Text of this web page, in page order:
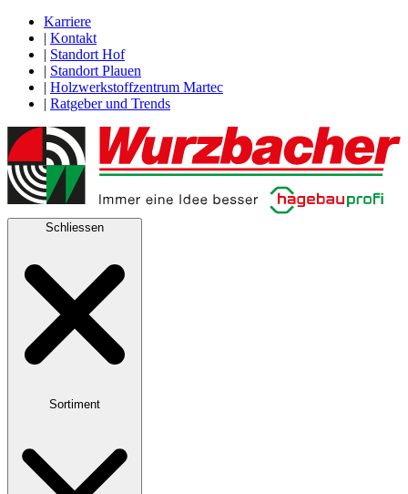
Karriere
| Kontakt
| Standort Hof
| Standort Plauen
| Holzwerkstoffzentrum Martec
| Ratgeber und Trends
Schliessen
Sortiment